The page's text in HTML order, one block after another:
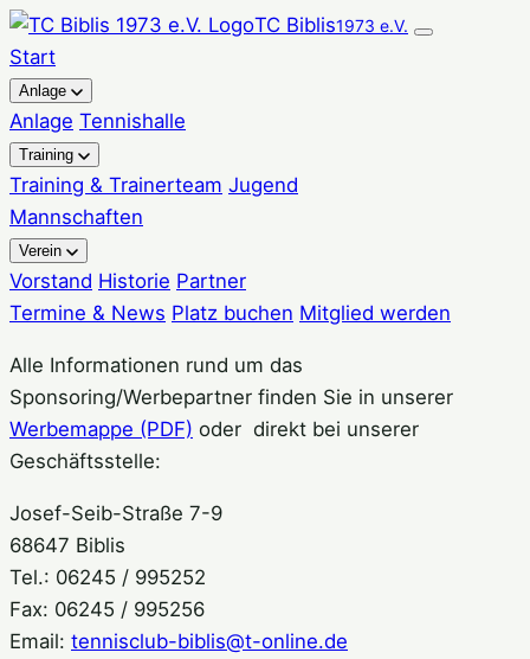
Zum
Inhalt
springen
TC Biblis1973 e.V.
Start
Anlage
Anlage Tennishalle
Training
Training & Trainerteam Jugend
Mannschaften
Verein
Vorstand Historie Partner
Termine & News Platz buchen Mitglied werden
Alle Informationen rund um das
Sponsoring/Werbepartner finden Sie in unserer
Werbemappe (PDF) oder direkt bei unserer
Geschäftsstelle:
Josef-Seib-Straße 7-9
68647 Biblis
Tel.: 06245 / 995252
Fax: 06245 / 995256
Email: tennisclub-biblis@t-online.de